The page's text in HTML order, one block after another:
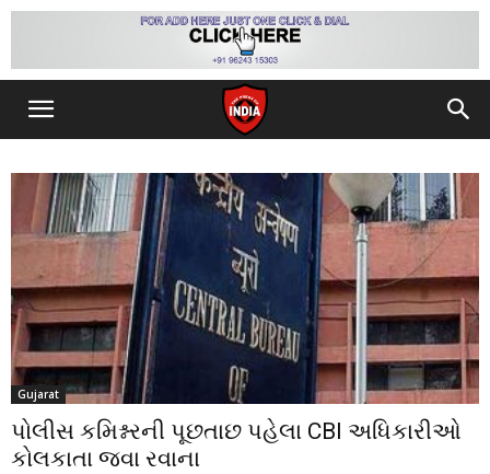
Gujarat
પોલીસ કમિશ્નરની પૂછતાછ પહેલા CBI અધિકારીઓ
કોલકાતા જવા રવાના